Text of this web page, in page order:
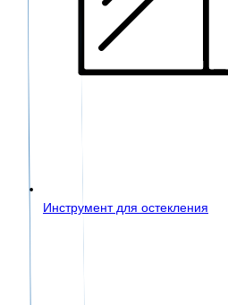
Инструмент для остекления